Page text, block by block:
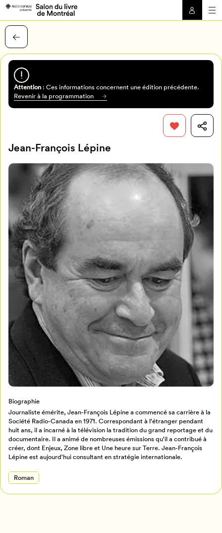
Mon Salon
Programmation
Billetterie
Retour à l’accueil
Attention: Ces informations concernent une édition précédente.
Revenir à la programmation
Jean-François Lépine
Biographie
Journaliste émérite, Jean-François Lépine a commencé sa carrière à la
Société Radio-Canada en 1971. Correspondant à l'étranger pendant
huit ans, il a incarné à la télévision la tradition du grand reportage et du
documentaire. Il a animé de nombreuses émissions qu'il a contribué à
créer, dont Enjeux, Zone libre et Une heure sur Terre. Jean-François
Lépine est aujourd'hui consultant en stratégie internationale.
Roman
Pour enregistrer vos favoris,
connectez-vous ou créez votre profil
Mon Salon
Créer un profil
Annuler